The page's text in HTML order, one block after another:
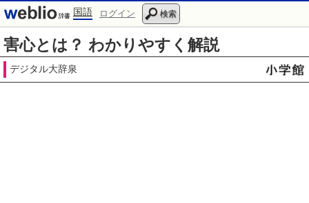
国語 ログイン 検索
害心とは？ わかりやすく解説
デジタル大辞泉